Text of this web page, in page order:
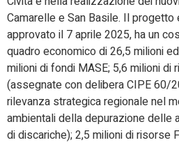
Camarelle e San Basile. Il progetto
approvato il 7 aprile 2025, ha un
quadro economico di 26,5 milioni
milioni di fondi MASE; 5,6 milioni di
(assegnate con delibera CIPE 60/
rilevanza strategica regionale nel
ambientali della depurazione delle
di discariche); 2,5 milioni di risorse